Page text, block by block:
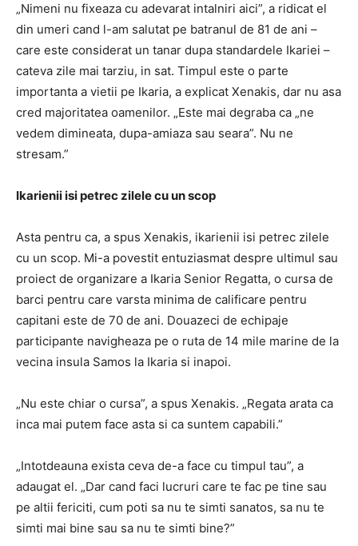
„Nimeni nu fixeaza cu adevarat intalniri aici”, a ridicat el
din umeri cand l-am salutat pe batranul de 81 de ani –
care este considerat un tanar dupa standardele Ikariei –
cateva zile mai tarziu, in sat. Timpul este o parte
importanta a vietii pe Ikaria, a explicat Xenakis, dar nu asa
cred majoritatea oamenilor. „Este mai degraba ca „ne
vedem dimineata, dupa-amiaza sau seara”. Nu ne
stresam.”
Ikarienii isi petrec zilele cu un scop
Asta pentru ca, a spus Xenakis, ikarienii isi petrec zilele
cu un scop. Mi-a povestit entuziasmat despre ultimul sau
proiect de organizare a Ikaria Senior Regatta, o cursa de
barci pentru care varsta minima de calificare pentru
capitani este de 70 de ani. Douazeci de echipaje
participante navigheaza pe o ruta de 14 mile marine de la
vecina insula Samos la Ikaria si inapoi.
„Nu este chiar o cursa”, a spus Xenakis. „Regata arata ca
inca mai putem face asta si ca suntem capabili.”
„Intotdeauna exista ceva de-a face cu timpul tau”, a
adaugat el. „Dar cand faci lucruri care te fac pe tine sau
pe altii fericiti, cum poti sa nu te simti sanatos, sa nu te
simti mai bine sau sa nu te simti bine?”